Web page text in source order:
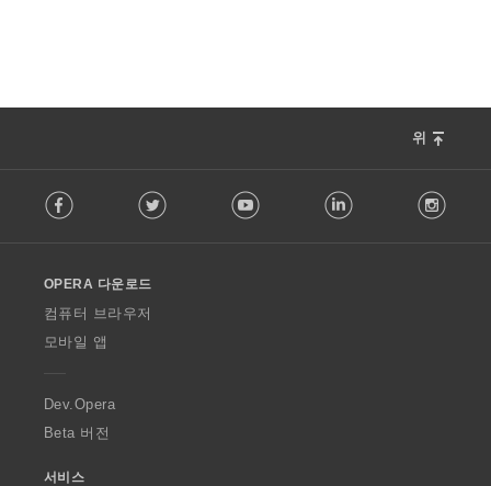
위
o
w
O
p
a
Facebook Twitter Youtube LinkedIn
OPERA 다운로드
컴퓨터 브라우저
모바일 앱
Dev.Opera
Beta 버전
서비스